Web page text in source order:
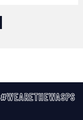
#WEARETHEWASPS